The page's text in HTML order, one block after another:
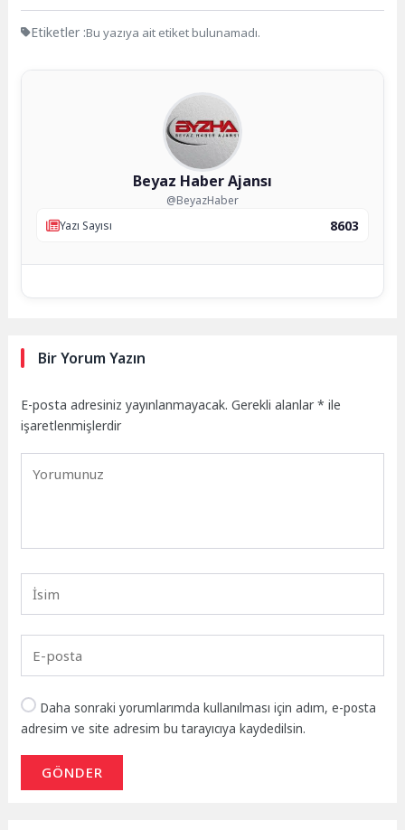
Etiketler :Bu yazıya ait etiket bulunamadı.
Beyaz Haber Ajansı
@BeyazHaber
Yazı Sayısı
8603
Bir Yorum Yazın
E-posta adresiniz yayınlanmayacak. Gerekli alanlar* ile
işaretlenmişlerdir
Daha sonraki yorumlarımda kullanılması için adım, e-posta
adresim ve site adresim bu tarayıcıya kaydedilsin.
GÖNDER